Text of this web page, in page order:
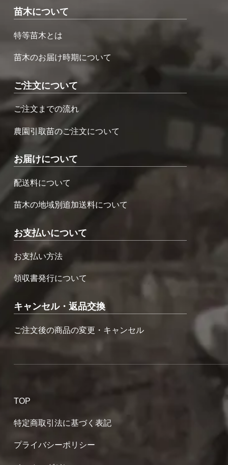
苗木について
特等苗木とは
苗木のお届け時期について
ご注文について
ご注文までの流れ
農園引取苗のご注文について
お届けについて
配送料について
苗木の地域別追加送料について
お支払いについて
お支払い方法
領収書発行について
キャンセル・返品交換
ご注文後の商品の変更・キャンセル
TOP
特定商取引法に基づく表記
プライバシーポリシー